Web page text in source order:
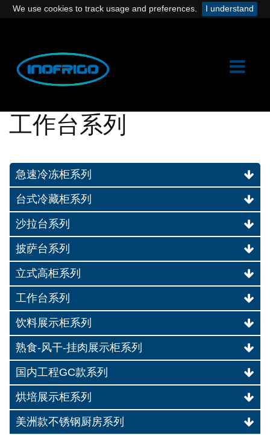
We use cookies to track usage and preferences. I understand
工作台系列
急速冷冻柜系列
台式冷藏柜系列
沙拉台系列
披萨台系列
立式高柜系列
工作台系列
饮料展示柜系列
熟食-风干-挂肉展示柜系列
国内工程GC款系列
烘培展示柜系列
美洲款不锈钢厨房系列